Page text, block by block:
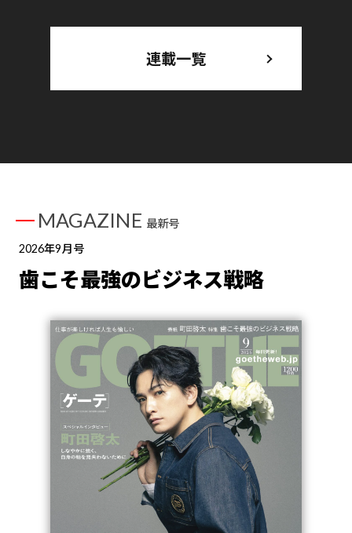
連載一覧
MAGAZINE 最新号
2026年9月号
歯こそ最強のビジネス戦略